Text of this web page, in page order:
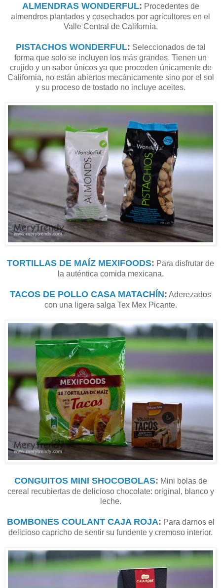
ALMENDRAS WONDERFUL: Procedentes de
almendros plantados y cosechados por agricultores en el
Valle Central de California.
PISTACHOS WONDERFUL: Seleccionados de tal
forma que solo se incluyen los más grandes. Tienen un
crujido y un sabor únicos ya que proceden únicamente de
California, no están abiertos mecánicamente sino por el sol
y su proceso de tostado no incluye aceites.
TORTILLAS DE MAÍZ MEXIFOODS: Para disfrutar de
la auténtica comida mexicana.
TACOS DE POLLO CASA MATACHÍN: Aderezados
con una ligera salga Tex Mex Picante.
CONGUITOS MINI SHOCOBOLAS: Mini bolas de
cereal recubiertas de delicioso chocolate: original, blanco y
leche.
BOMBONES COULANT CAJA ROJA: Para darnos el
delicioso capricho de sentir su fundente y cremoso interior.